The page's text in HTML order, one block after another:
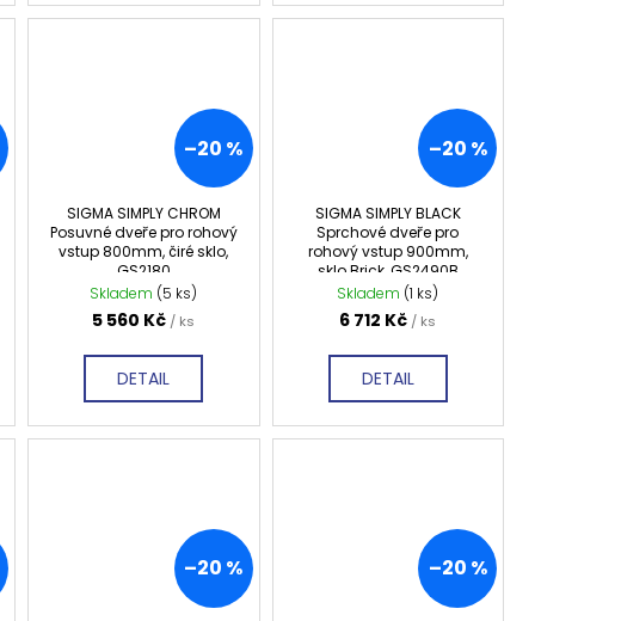
–20 %
SIGMA SIMPLY CHROM
Posuvné dveře pro rohový
vstup 800mm, čiré sklo,
GS2180
Skladem (5 ks)
5 560 Kč / ks
DETAIL
–20 %
SIGMA SIMPLY BLACK
Sprchové dveře pro
rohový vstup 900mm,
sklo Brick, GS2490B
Skladem (1 ks)
6 712 Kč / ks
DETAIL
–20 % –20 %